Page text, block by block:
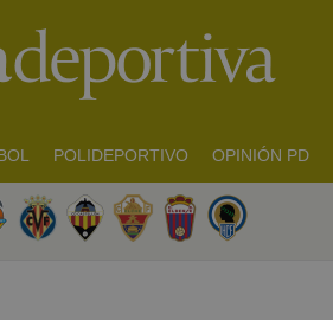
POLIDEPORTIVO OPINIÓN PD